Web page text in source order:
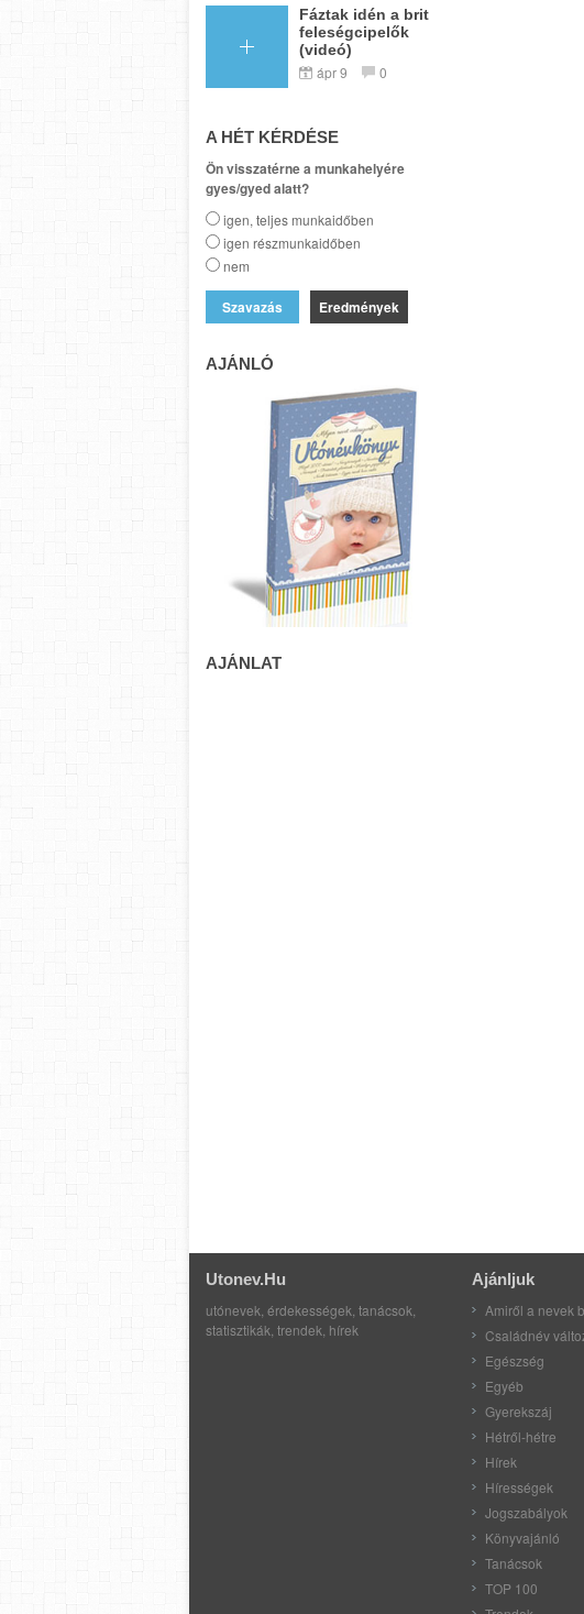
Fáztak idén a brit
feleségcipelők
(videó)
ápr 9 0
A HÉT KÉRDÉSE
Ön visszatérne a munkahelyére
gyes/gyed alatt?
igen, teljes munkaidőben
igen részmunkaidőben
nem
Eredmények
AJÁNLÓ
AJÁNLAT
Utonev.hu
utónevek, érdekességek, tanácsok,
statisztikák, trendek, hírek
Ajánljuk
Amiről a nevek
Családnév
Egészség
Egyéb
Gyerekszáj
Hétről-hétre
Hírek
Hírességek
Jogszabályok
Könyvajánló
Tanácsok
TOP 100